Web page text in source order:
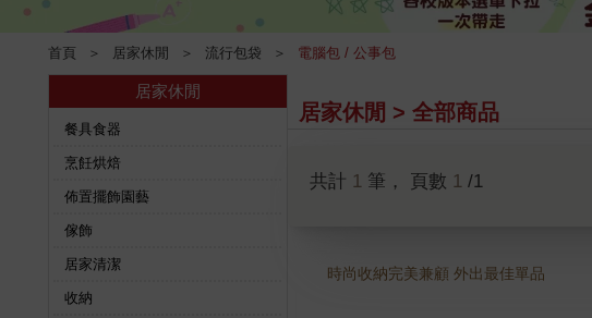
首頁 ＞ 居家休閒 ＞ 流行包袋 ＞ 電腦包 / 公事包
居家休閒
餐具食器
烹飪烘焙
佈置擺飾園藝
傢飾
居家清潔
收納
居家休閒 > 全部商品
共計 1 筆， 頁數 1 /1
時尚收納完美兼顧 外出最佳單品